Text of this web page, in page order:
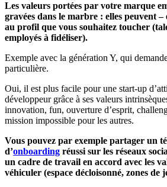
Les valeurs portées par votre marque
gravées dans le marbre : elles peuvent –
au profil que vous souhaitez toucher
employés à fidéliser).
Exemple avec la génération Y, qui
particulière.
Oui, il est plus facile pour une start-up
développeur grâce à ses valeurs
innovation, fun, ouverture d’esprit,
mission impossible pour les autres.
Vous pouvez par exemple partager un
d’onboarding réussi sur les réseaux
un cadre de travail en accord avec les
véhiculer (espace décloisonné, zones de